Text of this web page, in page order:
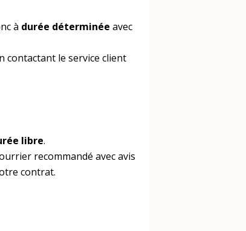
à durée déterminée avec
contactant le service client
libre.
recommandé avec avis
contrat.